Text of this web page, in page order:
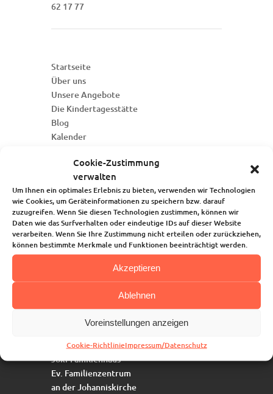
Cookie-Zustimmung
verwalten
Um Ihnen ein optimales Erlebnis zu bieten, verwenden wir Technologien
wie Cookies, um Geräteinformationen zu speichern bzw. darauf
zuzugreifen. Wenn Sie diesen Technologien zustimmen, können wir
Daten wie das Surfverhalten oder eindeutige IDs auf dieser Website
verarbeiten. Wenn Sie Ihre Zustimmung nicht erteilen oder zurückziehen,
können bestimmte Merkmale und Funktionen beeinträchtigt werden.
Akzeptieren
Ablehnen
Voreinstellungen anzeigen
Cookie-RichtlinieImpressum/Datenschutz
62 17 77
Startseite
Über uns
Unsere Angebote
Die Kindertagesstätte
Blog
Kalender
Anschrift
Joki-Familienhaus
Ev. Familienzentrum
an der Johanniskirche